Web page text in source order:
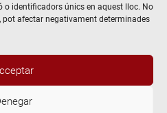
o identificadors únics en aquest lloc. No
afectar negativament determinades
Tots els drets reservats